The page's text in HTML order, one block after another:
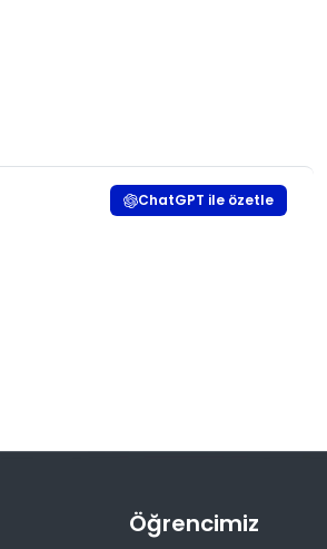
ChatGPT ile özetle
Öğrencimiz